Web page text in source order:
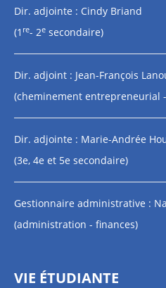
Dir. adjointe : Cindy Briand
(1 re- 2e secondaire)
Dir. adjoint : Jean-François
(cheminement entrepreneurial -
Dir. adjointe : Marie-Andrée
(3e, 4e et 5e secondaire)
Gestionnaire administrative :
(administration - finances)
VIE ÉTUDIANTE